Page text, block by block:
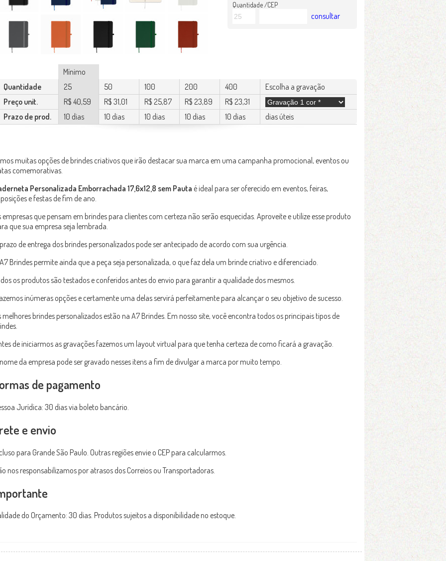
Quantidade /CEP
consultar
Mínimo
Quantidade
25 50 100 200 400
Escolha a gravação
Preço unit.
R$ 40,59 R$ 31,01 R$ 25,87 R$ 23,89
R$ 23,31
Prazo de prod.
10 dias 10 dias 10 dias 10 dias 10 dias dias úteis
muitas opções de brindes criativos que irão destacar sua marca em uma campanha promocional, eventos ou
comemorativas.
Personalizada Emborrachada 17,6x12,8 sem Pauta é ideal para ser oferecido em eventos, feiras,
e festas de fim de ano.
empresas que pensam em brindes para clientes com certeza não serão esquecidas. Aproveite e utilize esse produto
que sua empresa seja lembrada.
de entrega dos brindes personalizados pode ser antecipado de acordo com sua urgência.
Brindes permite ainda que a peça seja personalizada, o que faz dela um brinde criativo e diferenciado.
os produtos são testados e conferidos antes do envio para garantir a qualidade dos mesmos.
inúmeras opções e certamente uma delas servirá perfeitamente para alcançar o seu objetivo de sucesso.
melhores brindes personalizados estão na A7 Brindes. Em nosso site, você encontra todos os principais tipos de
de iniciarmos as gravações fazemos um layout virtual para que tenha certeza de como ficará a gravação.
da empresa pode ser gravado nesses itens a fim de divulgar a marca por muito tempo.
de pagamento
Jurídica: 30 dias via boleto bancário.
e envio
para Grande São Paulo. Outras regiões envie o CEP para calcularmos.
nos responsabilizamos por atrasos dos Correios ou Transportadoras.
do Orçamento: 30 dias. Produtos sujeitos a disponibilidade no estoque.